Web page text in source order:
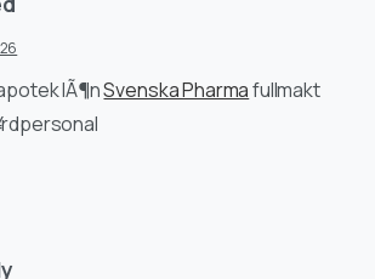
lÃ¶nSvenska Pharmafullmakt